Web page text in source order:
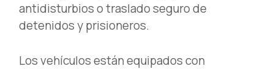
antidisturbios o traslado seguro de
detenidos y prisioneros.
Los vehículos están equipados con